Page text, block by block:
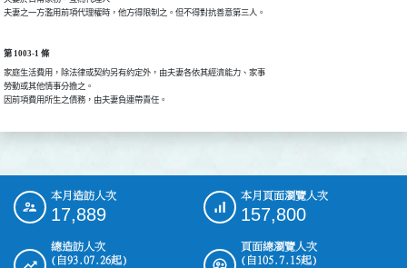
夫妻之一方濫用前項代理權時，他方得限制之。但不得對抗善意第三人。
第 1003-1 條
家庭生活費用，除法律或契約另有約定外，由夫妻各依其經濟能力、家事
勞動或其他情事分擔之。
因前項費用所生之債務，由夫妻負連帶責任。
::: 本月造訪人次
17,889
本月頁面瀏覽人次
157,800
總造訪人次
(自93.07.26起)
頁面總瀏覽人次
(自105.7.15起)